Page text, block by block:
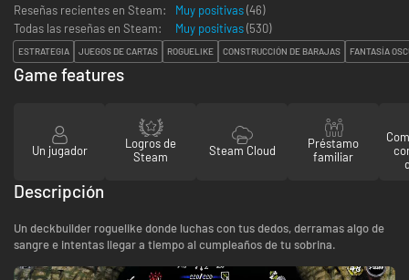
Reseñas recientes en Steam:
Muy positivas(46)
Todas las reseñas en Steam:
Muy positivas(530)
ESTRATEGIA JUEGOS DE CARTAS ROGUELIKE CONSTRUCCIÓN DE BARAJAS FANTASÍA
Game features
Un jugador
Logros de
Steam
Steam Cloud
Préstamo
familiar
Descripción
Un deckbuilder roguelike donde luchas con tus dedos, derramas algo de
sangre e intentas llegar a tiempo al cumpleaños de tu sobrina.